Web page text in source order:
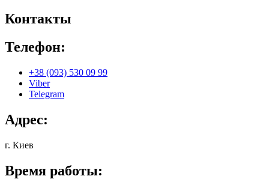
Контакты
Телефон:
+38 (093) 530 09 99
Viber
Telegram
Адрес:
г. Киев
Время работы: